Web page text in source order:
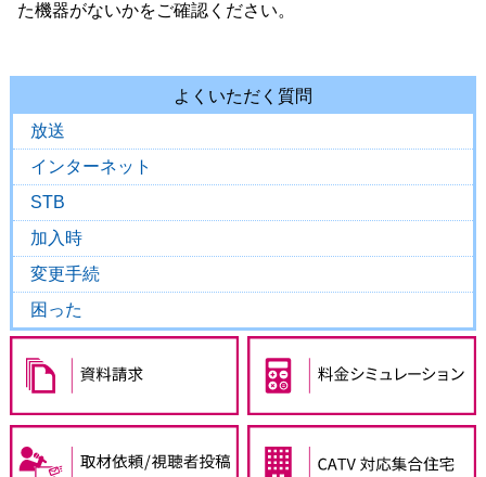
た機器がないかをご確認ください。
よくいただく質問
放送
インターネット
STB
加入時
変更手続
困った